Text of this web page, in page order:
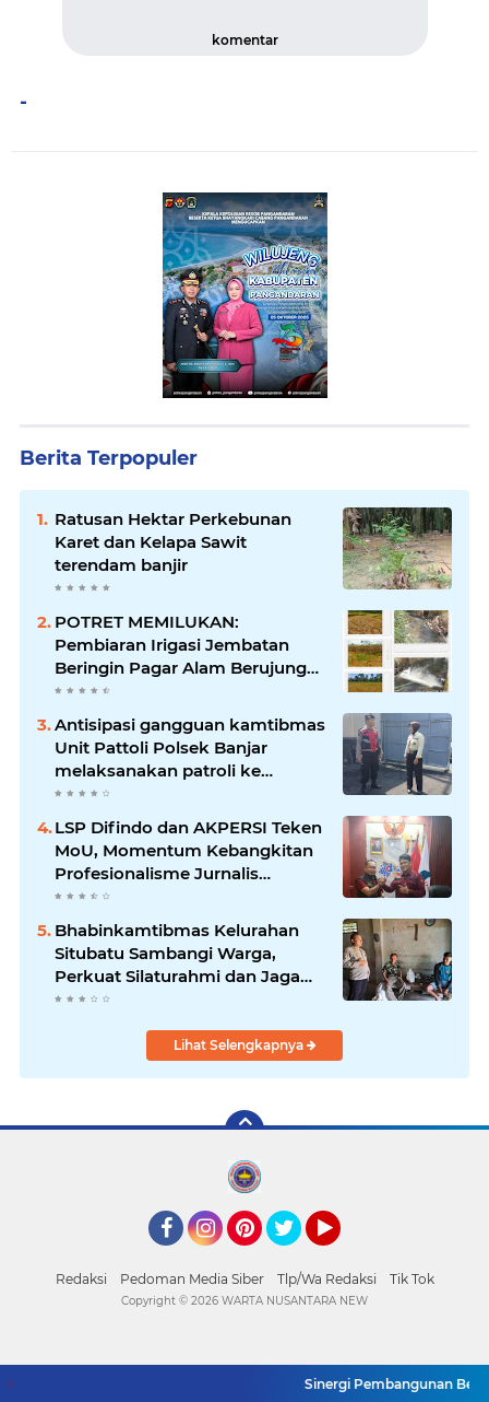
komentar
-
Berita Terpopuler
Ratusan Hektar Perkebunan
Karet dan Kelapa Sawit
terendam banjir
POTRET MEMILUKAN:
Pembiaran Irigasi Jembatan
Beringin Pagar Alam Berujung
'Bencana' Bagi Petani
Antisipasi gangguan kamtibmas
Unit Pattoli Polsek Banjar
melaksanakan patroli ke
tempat-tempat keramaian di
wilayah hukum
LSP Difindo dan AKPERSI Teken
MoU, Momentum Kebangkitan
Profesionalisme Jurnalis
Nasional
Bhabinkamtibmas Kelurahan
Situbatu Sambangi Warga,
Perkuat Silaturahmi dan Jaga
Kondusivitas Wilayah
Lihat Selengkapnya
Redaksi Pedoman Media Siber Tlp/Wa Redaksi Tik Tok
Sinergi Pembangunan
Copyright © 2026 WARTA NUSANTARA NEW